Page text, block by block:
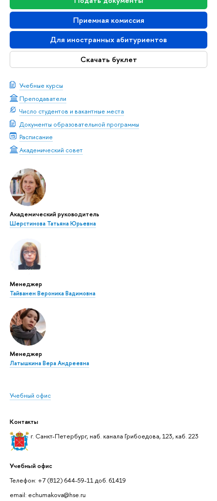
Приемная комиссия
Для иностранных абитуриентов
Скачать буклет
Учебные курсы
Преподаватели
Число студентов и вакантные места
Документы образовательной программы
Расписание
Академический совет
Академический руководитель
Шерстинова Татьяна Юрьевна
Менеджер
Тайванен Вероника Вадимовна
Менеджер
Латышкина Вера Андреевна
Учебный офис
Контакты
г. Санкт-Петербург, наб. канала Грибоедова, 123, каб. 223
Учебный офис
Телефон: +7 (812) 644-59-11 доб. 61419
email: echumakova@hse.ru